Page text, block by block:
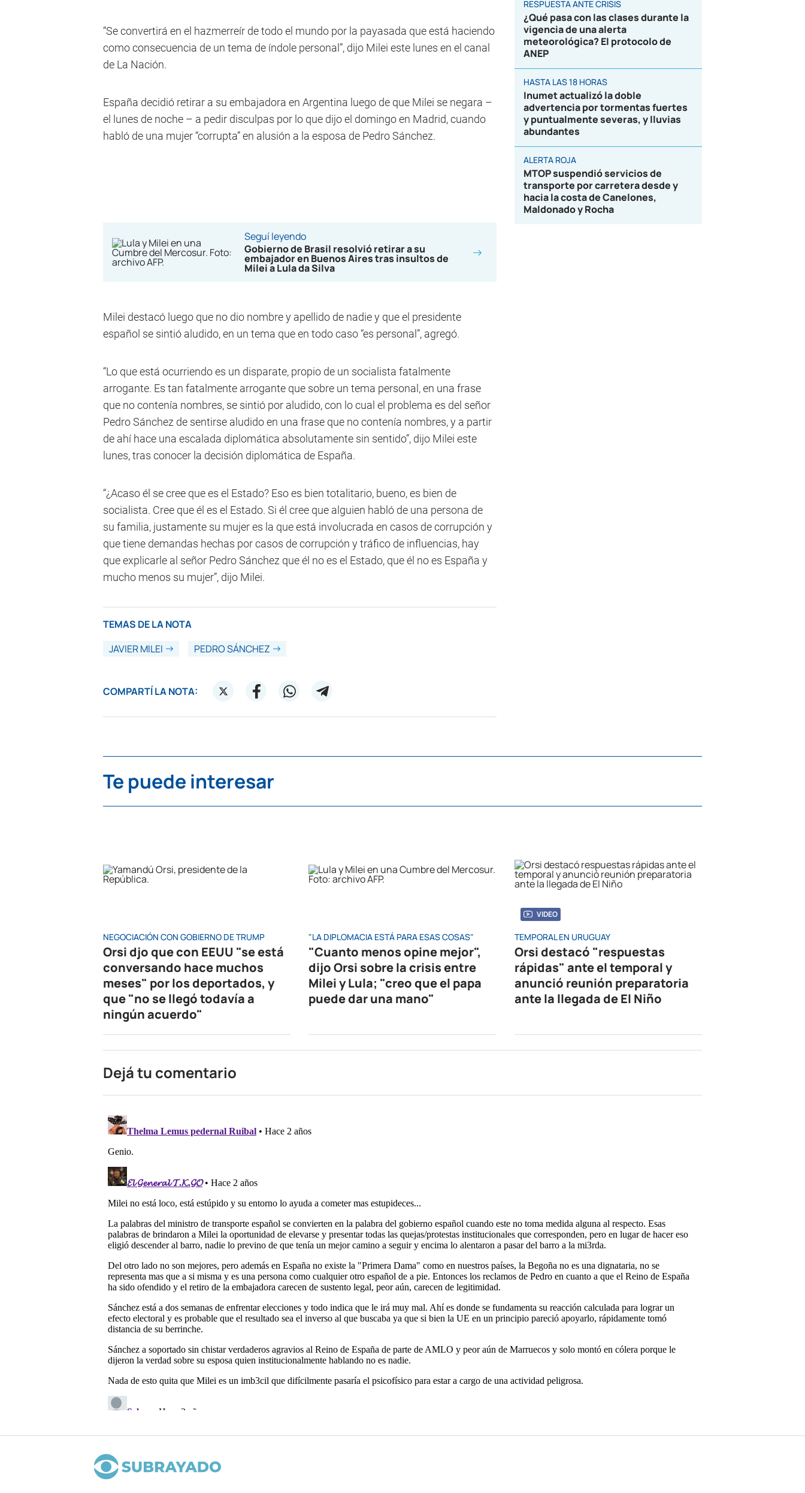
“Se convertirá en el hazmerreír de todo el mundo por la payasada que está haciendo
como consecuencia de un tema de índole personal”, dijo Milei este lunes en el canal
de La Nación.
España decidió retirar a su embajadora en Argentina luego de que Milei se negara –
el lunes de noche – a pedir disculpas por lo que dijo el domingo en Madrid, cuando
habló de una mujer “corrupta” en alusión a la esposa de Pedro Sánchez.
Seguí leyendo
Gobierno de Brasil resolvió retirar a su
embajador en Buenos Aires tras insultos de
Milei a Lula da Silva
Milei destacó luego que no dio nombre y apellido de nadie y que el presidente
español se sintió aludido, en un tema que en todo caso “es personal”, agregó.
“Lo que está ocurriendo es un disparate, propio de un socialista fatalmente
arrogante. Es tan fatalmente arrogante que sobre un tema personal, en una frase
que no contenía nombres, se sintió por aludido, con lo cual el problema es del señor
Pedro Sánchez de sentirse aludido en una frase que no contenía nombres, y a partir
de ahí hace una escalada diplomática absolutamente sin sentido”, dijo Milei este
lunes, tras conocer la decisión diplomática de España.
“¿Acaso él se cree que es el Estado? Eso es bien totalitario, bueno, es bien de
socialista. Cree que él es el Estado. Si él cree que alguien habló de una persona de
su familia, justamente su mujer es la que está involucrada en casos de corrupción y
que tiene demandas hechas por casos de corrupción y tráfico de influencias, hay
que explicarle al señor Pedro Sánchez que él no es el Estado, que él no es España y
mucho menos su mujer”, dijo Milei.
TEMAS DE LA NOTA
JAVIER MILEI
PEDRO SÁNCHEZ
COMPARTÍ LA NOTA:
RESPUESTA ANTE CRISIS
¿Qué pasa con las clases durante la
vigencia de una alerta
meteorológica? El protocolo de
ANEP
HASTA LAS 18 HORAS
Inumet actualizó la doble
advertencia por tormentas fuertes
y puntualmente severas, y lluvias
abundantes
ALERTA ROJA
MTOP suspendió servicios de
transporte por carretera desde y
hacia la costa de Canelones,
Maldonado y Rocha
Te puede interesar
NEGOCIACIÓN CON GOBIERNO DE TRUMP
Orsi djo que con EEUU "se está
conversando hace muchos
meses" por los deportados, y
que "no se llegó todavía a
ningún acuerdo"
"LA DIPLOMACIA ESTÁ PARA ESAS COSAS"
"Cuanto menos opine mejor",
dijo Orsi sobre la crisis entre
Milei y Lula; "creo que el papa
puede dar una mano"
VIDEO
TEMPORAL EN URUGUAY
Orsi destacó "respuestas
rápidas" ante el temporal y
anunció reunión preparatoria
ante la llegada de El Niño
Dejá tu comentario